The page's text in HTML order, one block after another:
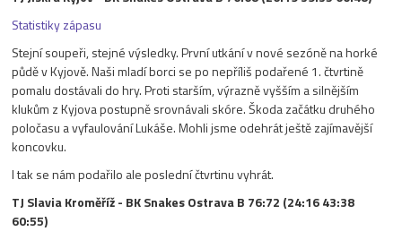
Statistiky zápasu
Stejní soupeři, stejné výsledky. První utkání v nové sezóně na horké
půdě v Kyjově. Naši mladí borci se po nepříliš podařené 1. čtvrtině
pomalu dostávali do hry. Proti starším, výrazně vyšším a silnějším
klukům z Kyjova postupně srovnávali skóre. Škoda začátku druhého
poločasu a vyfaulování Lukáše. Mohli jsme odehrát ještě zajímavější
koncovku.
I tak se nám podařilo ale poslední čtvrtinu vyhrát.
TJ Slavia Kroměříž - BK Snakes Ostrava B 76:72 (24:16 43:38
60:55)